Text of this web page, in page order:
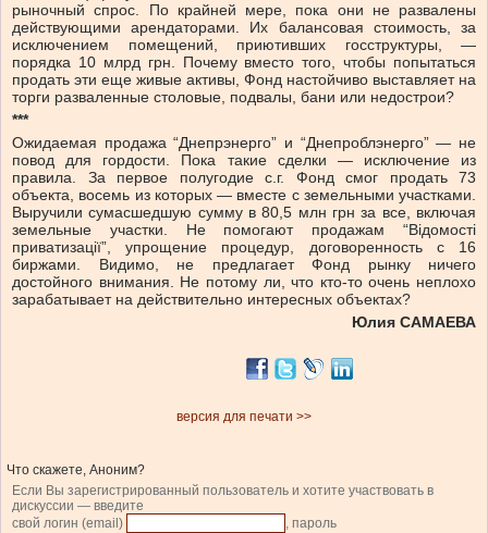
рыночный спрос. По крайней мере, пока они не развалены
действующими арендаторами. Их балансовая стоимость, за
исключением помещений, приютивших госструктуры, —
порядка 10 млрд грн. Почему вместо того, чтобы попытаться
продать эти еще живые активы, Фонд настойчиво выставляет на
торги разваленные столовые, подвалы, бани или недострои?
***
Ожидаемая продажа “Днепрэнерго” и “Днепроблэнерго” — не
повод для гордости. Пока такие сделки — исключение из
правила. За первое полугодие с.г. Фонд смог продать 73
объекта, восемь из которых — вместе с земельными участками.
Выручили сумасшедшую сумму в 80,5 млн грн за все, включая
земельные участки. Не помогают продажам “Відомості
приватизації”, упрощение процедур, договоренность с 16
биржами. Видимо, не предлагает Фонд рынку ничего
достойного внимания. Не потому ли, что кто-то очень неплохо
зарабатывает на действительно интересных объектах?
Юлия САМАЕВА
версия для печати >>
Что скажете, Аноним?
Если Вы зарегистрированный пользователь и хотите участвовать в
дискуссии — введите
свой логин (email)
, пароль